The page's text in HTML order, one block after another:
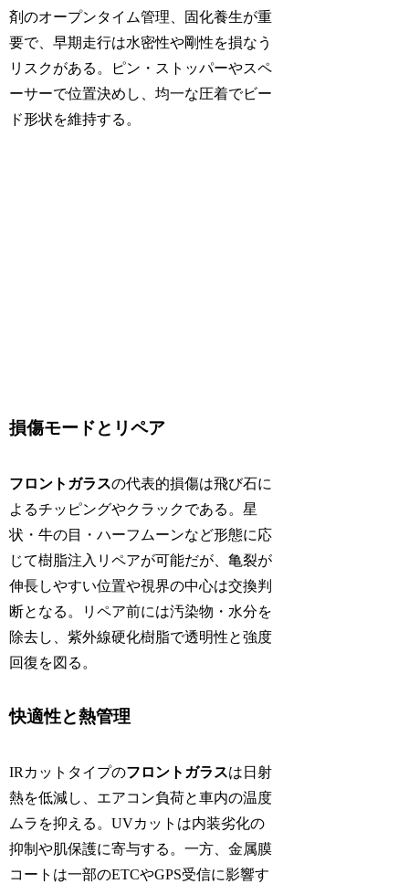
剤のオープンタイム管理、固化養生が重
要で、早期走行は水密性や剛性を損なう
リスクがある。ピン・ストッパーやスペ
ーサーで位置決めし、均一な圧着でビー
ド形状を維持する。
損傷モードとリペア
フロントガラスの代表的損傷は飛び石に
よるチッピングやクラックである。星
状・牛の目・ハーフムーンなど形態に応
じて樹脂注入リペアが可能だが、亀裂が
伸長しやすい位置や視界の中心は交換判
断となる。リペア前には汚染物・水分を
除去し、紫外線硬化樹脂で透明性と強度
回復を図る。
快適性と熱管理
IRカットタイプのフロントガラスは日射
熱を低減し、エアコン負荷と車内の温度
ムラを抑える。UVカットは内装劣化の
抑制や肌保護に寄与する。一方、金属膜
コートは一部のETCやGPS受信に影響す